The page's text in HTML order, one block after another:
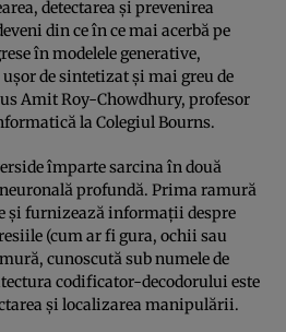
detectarea și prevenirea
din ce în ce mai acerbă pe
în modelele generative,
de sintetizat și mai greu de
Amit Roy-Chowdhury, profesor
la Colegiul Bourns.
împarte sarcina în două
profundă. Prima ramură
și furnizează informații despre
(cum ar fi gura, ochii sau
cunoscută sub numele de
codificator-decodorului este
și localizarea manipulării.